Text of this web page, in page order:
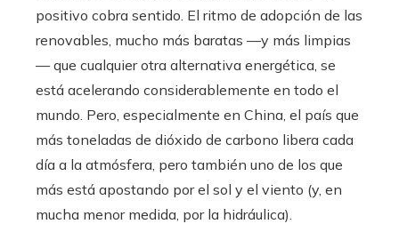
positivo cobra sentido. El ritmo de adopción de las
renovables, mucho más baratas —y más limpias
— que cualquier otra alternativa energética, se
está acelerando considerablemente en todo el
mundo. Pero, especialmente en China, el país que
más toneladas de dióxido de carbono libera cada
día a la atmósfera, pero también uno de los que
más está apostando por el sol y el viento (y, en
mucha menor medida, por la hidráulica).